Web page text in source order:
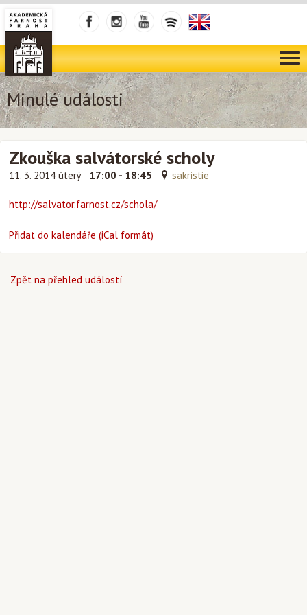
Minulé události
Zkouška salvátorské scholy
11. 3. 2014 úterý 17:00 - 18:45 sakristie
http://salvator.farnost.cz/schola/
Přidat do kalendáře (iCal formát)
Zpět na přehled událostí